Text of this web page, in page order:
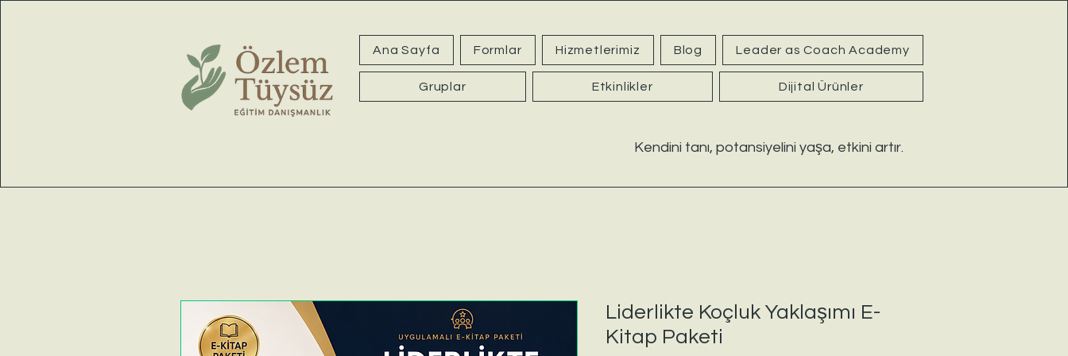
Ana Sayfa Formlar Hizmetlerimiz Blog Leader as Coach Academy
Gruplar Etkinlikler Dijital Ürünler
Kendini tanı, potansiyelini yaşa, etkini artır.
Liderlikte Koçluk Yaklaşımı E-
Kitap Paketi